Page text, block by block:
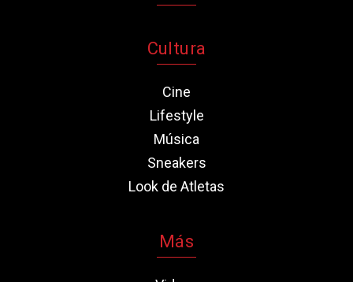
Cultura
Cine
Lifestyle
Música
Sneakers
Look de Atletas
Más